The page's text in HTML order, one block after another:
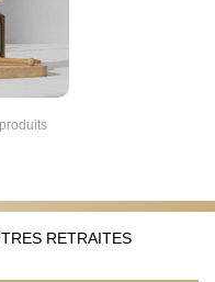
RETRAITES